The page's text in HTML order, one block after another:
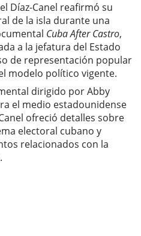
Díaz-Canel reafirmó su
de la isla durante una
Cuba After Castro,
a la jefatura del Estado
de representación popular
modelo político vigente.
dirigido por Abby
el medio estadounidense
ofreció detalles sobre
electoral cubano y
relacionados con la